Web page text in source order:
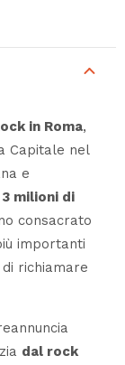
in Roma,
Capitale nel
e
milioni di
consacrato
importanti
richiamare
dal rock